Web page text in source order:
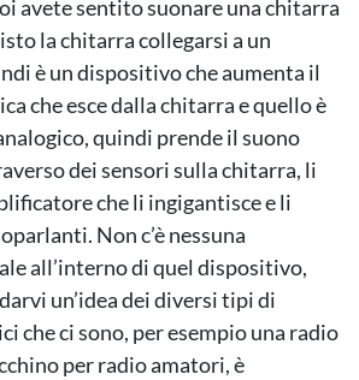
avete sentito suonare una chitarra
la chitarra collegarsi a un
è un dispositivo che aumenta il
che esce dalla chitarra e quello è
quindi prende il suono
dei sensori sulla chitarra, li
che li ingigantisce e li
Non c’è nessuna
all’interno di quel dispositivo,
un’idea dei diversi tipi di
che ci sono, per esempio una radio
per radio amatori, è